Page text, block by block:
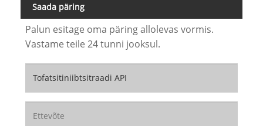
Saada päring
Palun esitage oma päring allolevas vormis.
Vastame teile 24 tunni jooksul.